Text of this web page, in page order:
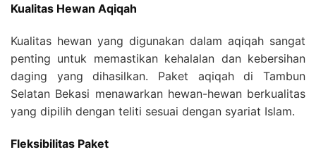
Kualitas Hewan Aqiqah
Kualitas hewan yang digunakan dalam aqiqah sangat
penting untuk memastikan kehalalan dan kebersihan
daging yang dihasilkan. Paket aqiqah di Tambun
Selatan Bekasi menawarkan hewan-hewan berkualitas
yang dipilih dengan teliti sesuai dengan syariat Islam.
Fleksibilitas Paket